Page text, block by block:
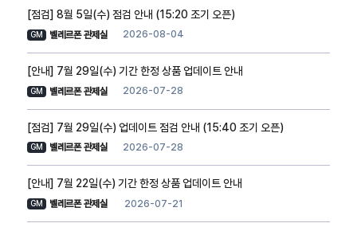
[점검] 8월 5일(수) 점검 안내 (15:20 조기 오픈)
GM 벨레르폰 관제실 2026-08-04
[안내] 7월 29일(수) 기간 한정 상품 업데이트 안내
GM 벨레르폰 관제실 2026-07-28
[점검] 7월 29일(수) 업데이트 점검 안내 (15:40 조기 오픈)
GM 벨레르폰 관제실 2026-07-28
[안내] 7월 22일(수) 기간 한정 상품 업데이트 안내
GM 벨레르폰 관제실 2026-07-21